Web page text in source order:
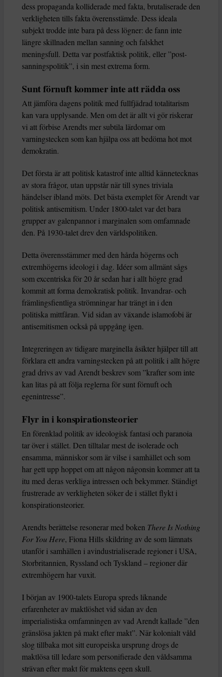
dess propaganda kolliderade med fakta, brutaliserade den
verkligheten tills fakta överensstämde. Dess ideala
subjekt trodde inte bara på dess lögner: de fann inte
längre skillnaden mellan sanning och falskhet
meningsfull. Detta var postfaktisk politik, eller ”post-
sanningspolitik”, i sin mest extrema form.
Sunt förnuft kommer inte att rädda oss
Att jämföra dagens politik med fullfjädrad totalitarism
kan vara upplysande. Men om det är allt vi gör riskerar
vi att förbise Arendts mer subtila lärdomar om
varningstecken som kan hjälpa oss att bedöma hot mot
demokratin.
Det första är att politisk katastrof inte alltid kännetecknas
av stora frågor, utan uppstår när till synes triviala
händelser ibland möts. Det bästa exemplet för Arendt var
politisk antisemitism. Under 1800-talet var det bara
grupper av galenpannor i marginalen som omfamnade
den. På 1930-talet drev den världspolitiken.
Detta överensstämmer med den hårda högerns och
extremhögerns ideologi i dag. Idéer som allmänt sågs
som excentriska för 20 år sedan har i allt högre grad
kommit att forma demokratisk politik. Invandrar- och
främlingsfientliga strömningar har trängt in i den
politiska mittfåran. Vid sidan av växande islamofobi är
antisemitismen också på uppgång igen.
Integreringen av tidigare marginella åsikter hjälper till att
förklara ett andra varningstecken på att politik i allt högre
grad drivs av vad Arendt beskrev som ”krafter som inte
kan litas på att följa reglerna för sunt förnuft och
egenintresse”.
Flyr in i konspirationsteorier
En förenklad politik av ideologisk fantasi och paranoia
tar över i stället. Den tilltalar mest de isolerade och
ensamma, människor som är vilse i samhället och som
har gett upp hoppet om att någon någonsin kommer att ta
itu med deras verkliga intressen och bekymmer. Ständigt
frustrerade av verkligheten söker de i stället flykt i
konspirationsteorier.
Arendts berättelse resonerar med boken There Is Nothing
For You Here, Fiona Hills skildring av de som lämnats
utanför i samhällen i avindustrialiserade regioner i USA,
Storbritannien, Ryssland och Tyskland – regioner där
extremhögern har vuxit.
I början av 1900-talets Europa spreds liknande
erfarenheter av maktlöshet vid sidan av den
imperialistiska omfamningen av vad Arendt kallade ”den
gränslösa jakten på makt efter makt”. När kolonialt våld
slog tillbaka mot sitt europeiska ursprung drogs de
maktlösa till ledare som personifierade den våldsamma
strävan efter makt för maktens egen skull.